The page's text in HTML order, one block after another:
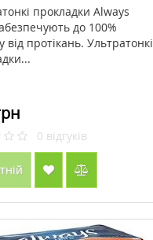
прокладки Always
до 100%
від протікань. Ультратонкі
0 відгуків